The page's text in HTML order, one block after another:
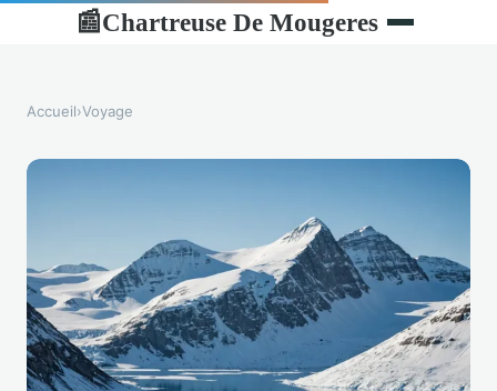
📰Chartreuse De Mougeres
Accueil›Voyage